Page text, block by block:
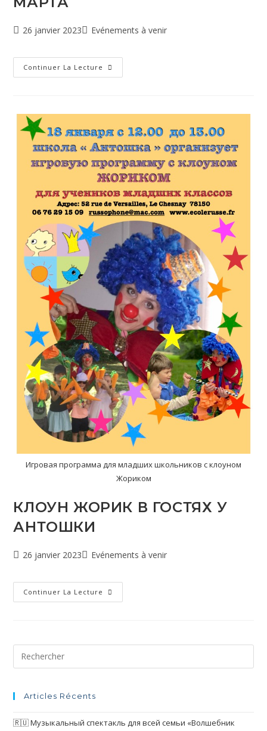
26 janvier 2023 Evénements à venir
Continuer La Lecture
Игровая программа для младших школьников с клоуном
Жориком
КЛОУН ЖОРИК В ГОСТЯХ У
АНТОШКИ
26 janvier 2023 Evénements à venir
Continuer La Lecture
Articles Récents
🇷🇺 Музыкальный спектакль для всей семьи «Волшебник